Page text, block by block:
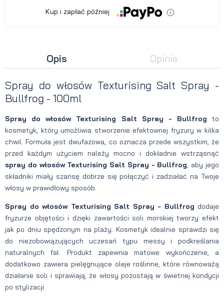
Kup i zapłać później
Opis Opinie
Spray do włosów Texturising Salt Spray -
Bullfrog - 100ml
Spray do włosów Texturising Salt Spray - Bullfrog to
kosmetyk, który umożliwia stworzenie efektownej fryzury w kilka
chwil. Formuła jest dwufazowa, co oznacza przede wszystkim, że
przed każdym użyciem należy mocno i dokładnie wstrząsnąć
spray do włosów Texturising Salt Spray - Bullfrog, aby jego
składniki miały szansę dobrze się połączyć i zadziałać na Twoje
włosy w prawidłowy sposób.
Spray do włosów Texturising Salt Spray - Bullfrog dodaje
fryzurze objętości i dzięki zawartości soli morskiej tworzy efekt
jak po dniu spędzonym na plaży. Kosmetyk idealnie sprawdzi się
do niezobowiązujących uczesań typu messy i podkreślania
naturalnych fal. Produkt zapewnia matowe wykończenie, a
dodatkowo zawiera pielęgnujące oleje roślinne, które równoważą
działanie soli i sprawiają, że włosy pozostają w świetnej kondycji
po stylizacji.